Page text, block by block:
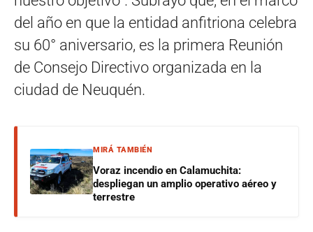
del año en que la entidad anfitriona celebra
su 60° aniversario, es la primera Reunión
de Consejo Directivo organizada en la
ciudad de Neuquén.
MIRÁ TAMBIÉN
Voraz incendio en Calamuchita:
despliegan un amplio operativo aéreo y
terrestre